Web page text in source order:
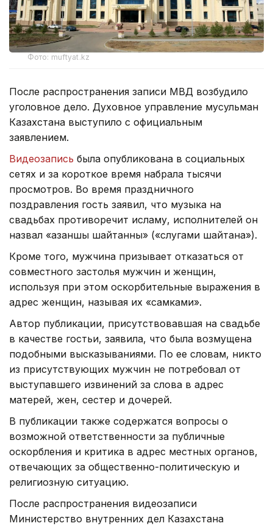
Фото: muftyat.kz
После распространения записи МВД возбудило
уголовное дело. Духовное управление мусульман
Казахстана выступило с официальным
заявлением.
Видеозапись была опубликована в социальных
сетях и за короткое время набрала тысячи
просмотров. Во время праздничного
поздравления гость заявил, что музыка на
свадьбах противоречит исламу, исполнителей он
назвал «азаншы шайтанның» («слугами шайтана»).
Кроме того, мужчина призывает отказаться от
совместного застолья мужчин и женщин,
используя при этом оскорбительные выражения в
адрес женщин, называя их «самками».
Автор публикации, присутствовавшая на свадьбе
в качестве гостьи, заявила, что была возмущена
подобными высказываниями. По ее словам, никто
из присутствующих мужчин не потребовал от
выступавшего извинений за слова в адрес
матерей, жен, сестер и дочерей.
В публикации также содержатся вопросы о
возможной ответственности за публичные
оскорбления и критика в адрес местных органов,
отвечающих за общественно-политическую и
религиозную ситуацию.
После распространения видеозаписи
Министерство внутренних дел Казахстана